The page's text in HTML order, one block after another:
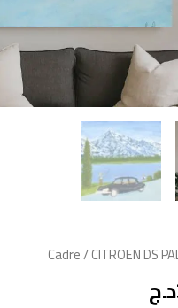
Cadre/ CITROEN DS
د.ج